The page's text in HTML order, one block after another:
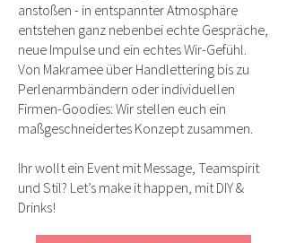
anstoßen - in entspannter Atmosphäre
entstehen ganz nebenbei echte Gespräche,
neue Impulse und ein echtes Wir-Gefühl.
Von Makramee über Handlettering bis zu
Perlenarmbändern oder individuellen
Firmen-Goodies: Wir stellen euch ein
maßgeschneidertes Konzept zusammen.
Ihr wollt ein Event mit Message, Teamspirit
und Stil? Let’s make it happen, mit DIY &
Drinks!